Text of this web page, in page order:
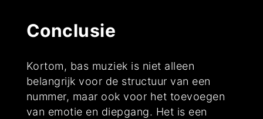
Conclusie
Kortom, bas muziek is niet alleen
belangrijk voor de structuur van een
nummer, maar ook voor het toevoegen
van emotie en diepgang. Het is een